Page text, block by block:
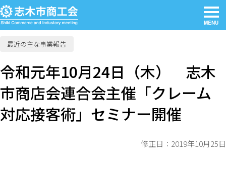
最近の主な事業報告
令和元年10月24日（木） 志木
市商店会連合会主催「クレーム
対応接客術」セミナー開催
修正日：2019年10月25日
MENU